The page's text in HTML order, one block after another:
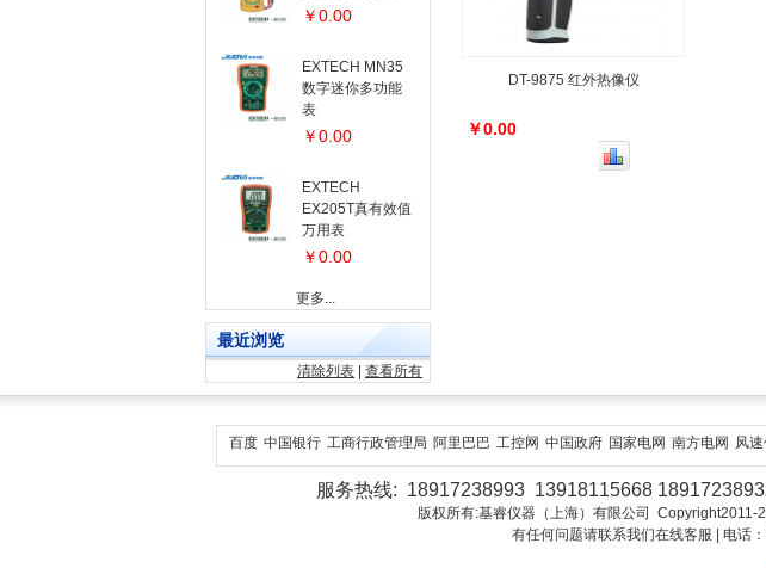
￥0.00
EXTECH MN35
数字迷你多功能
表
￥0.00
EXTECH
EX205T真有效值
万用表
￥0.00
更多...
最近浏览
清除列表 查看所有
DT-9875 红外热像仪
￥0.00
百度 中国银行 工商行政管理局 阿里巴巴 工控网 中国政府 国家电网 南方电网 风速
服务热线: 18917238993 13918115668
版权所有:基睿仪器（上海）有限公司
有任何问题请联系我们在线客服 | 电话